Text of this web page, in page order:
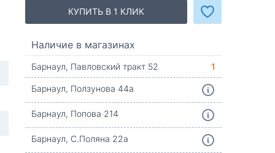
КУПИТЬ В 1 КЛИК
Наличие в магазинах
Барнаул, Павловский тракт 52
1
Барнаул, Ползунова 44а
Барнаул, Попова 214
Барнаул, С.Поляна 22а